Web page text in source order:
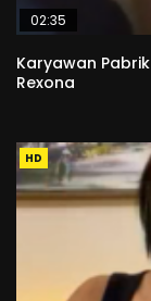
02:35
Karyawan
Rexona
HD